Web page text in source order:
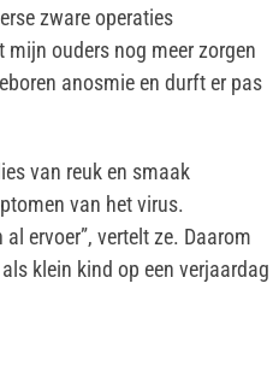
zware operaties
ouders nog meer zorgen
anosmie en durft er pas
van reuk en smaak
van het virus.
ervoer”, vertelt ze. Daarom
klein kind op een verjaardag